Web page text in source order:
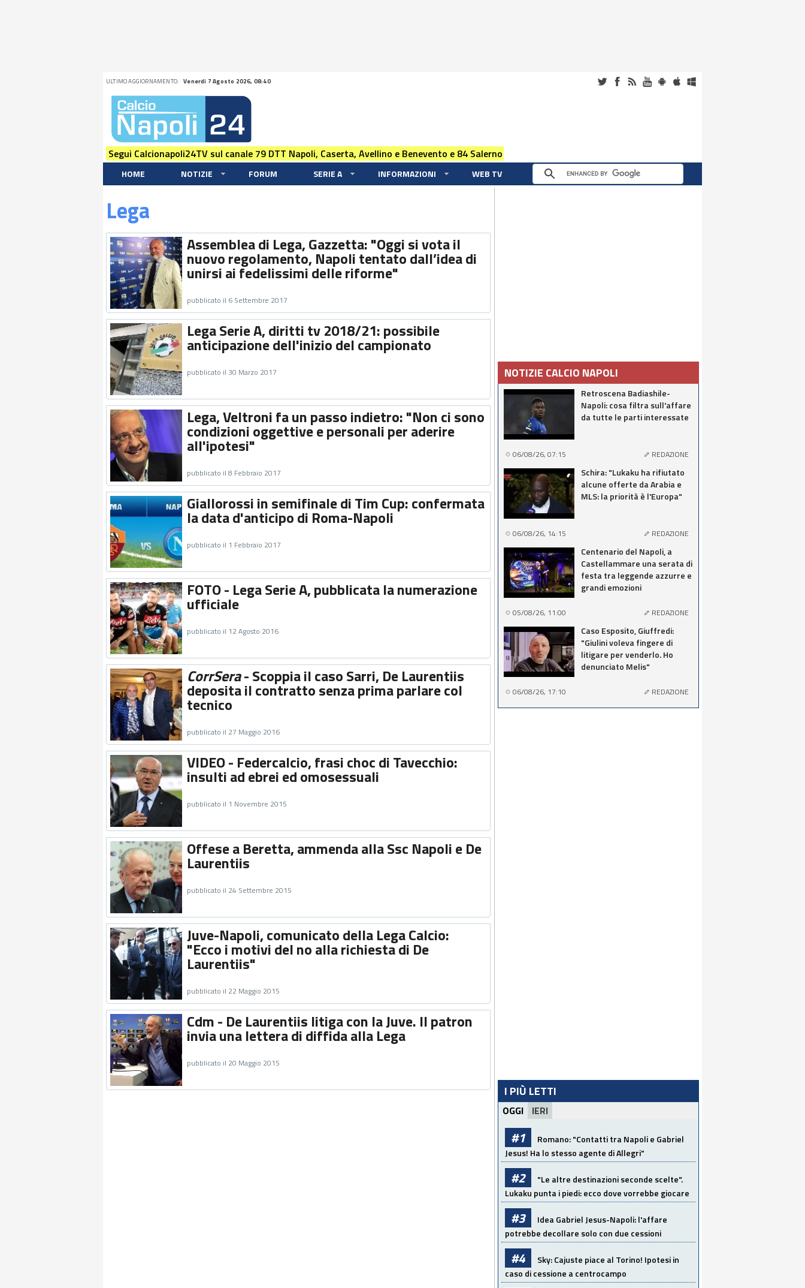
ULTIMO AGGIORNAMENTO: Venerdi 7 Agosto 2026, 08:40
Segui Calcionapoli24TV sul canale 79 DTT Napoli, Caserta, Avellino e Benevento e 84 Salerno
HOME NOTIZIE FORUM SERIE A INFORMAZIONI WEB TV
Lega
Assemblea di Lega, Gazzetta: "Oggi si vota il
nuovo regolamento, Napoli tentato dall’idea di
unirsi ai fedelissimi delle riforme"
pubblicato il 6 Settembre 2017
Lega Serie A, diritti tv 2018/21: possibile
anticipazione dell'inizio del campionato
pubblicato il 30 Marzo 2017
Lega, Veltroni fa un passo indietro: "Non ci sono
condizioni oggettive e personali per aderire
all'ipotesi"
pubblicato il 8 Febbraio 2017
Giallorossi in semifinale di Tim Cup: confermata
la data d'anticipo di Roma-Napoli
pubblicato il 1 Febbraio 2017
FOTO - Lega Serie A, pubblicata la numerazione
ufficiale
pubblicato il 12 Agosto 2016
CorrSera- Scoppia il caso Sarri, De Laurentiis
deposita il contratto senza prima parlare col
tecnico
pubblicato il 27 Maggio 2016
VIDEO - Federcalcio, frasi choc di Tavecchio:
insulti ad ebrei ed omosessuali
pubblicato il 1 Novembre 2015
Offese a Beretta, ammenda alla Ssc Napoli e De
Laurentiis
pubblicato il 24 Settembre 2015
Juve-Napoli, comunicato della Lega Calcio:
"Ecco i motivi del no alla richiesta di De
Laurentiis"
pubblicato il 22 Maggio 2015
Cdm - De Laurentiis litiga con la Juve. Il patron
invia una lettera di diffida alla Lega
pubblicato il 20 Maggio 2015
NOTIZIE CALCIO NAPOLI
Retroscena Badiashile-
Napoli: cosa filtra sull'affare
da tutte le parti interessate
06/08/26, 07:15 REDAZIONE
Schira: "Lukaku ha rifiutato
alcune offerte da Arabia e
MLS: la priorità è l'Europa"
06/08/26, 14:15 REDAZIONE
Centenario del Napoli, a
Castellammare una serata di
festa tra leggende azzurre e
grandi emozioni
05/08/26, 11:00 REDAZIONE
Caso Esposito, Giuffredi:
"Giulini voleva fingere di
litigare per venderlo. Ho
denunciato Melis"
06/08/26, 17:10 REDAZIONE
I PIÙ LETTI
OGGI IERI
#1 Romano: "Contatti tra Napoli e Gabriel
Jesus! Ha lo stesso agente di Allegri"
#2 "Le altre destinazioni seconde scelte".
Lukaku punta i piedi: ecco dove vorrebbe giocare
#3 Idea Gabriel Jesus-Napoli: l'affare
potrebbe decollare solo con due cessioni
#4 Sky: Cajuste piace al Torino! Ipotesi in
caso di cessione a centrocampo